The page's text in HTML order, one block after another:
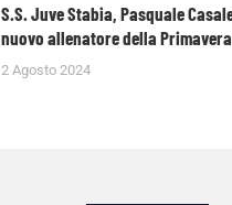
S.S. Juve Stabia, Pasquale
nuovo allenatore della Primavera
2 Agosto 2024